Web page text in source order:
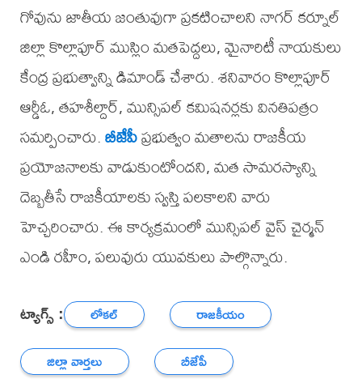
గోవును జాతీయ జంతువుగా ప్రకటించాలని నాగర్ కర్నూల్
జిల్లా కొల్లాపూర్ ముస్లిం మతపెద్దలు, మైనారిటీ నాయకులు
కేంద్ర ప్రభుత్వాన్ని డిమాండ్ చేశారు. శనివారం కొల్లాపూర్
ఆర్డీఓ, తహశీల్దార్, మున్సిపల్ కమిషనర్లకు వినతిపత్రం
సమర్పించారు.బీజేపీప్రభుత్వం మతాలను రాజకీయ
ప్రయోజనాలకు వాడుకుంటోందని, మత సామరస్యాన్ని
దెబ్బతీసే రాజకీయాలకు స్వస్తి పలకాలని వారు
హెచ్చరించారు. ఈ కార్యక్రమంలో మున్సిపల్ వైస్ చైర్మన్
ఎండి రహీం, పలువురు యువకులు పాల్గొన్నారు.
ట్యాగ్స్ : లోకల్
రాజకీయం
జిల్లా వార్తలు
బీజేపీ